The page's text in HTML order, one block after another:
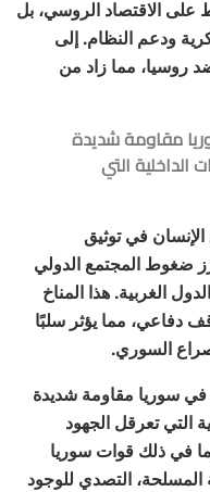
على الاقتصاد الروسي، بل
ودعم النظام. إلى
روسيا، مما زاد من
مقاومة شديدة
الداخلية التي
في توثيق
ضغوط المجتمع الدولي
الغربية. هذا المناخ
دفاعي، مما يؤثر سلبًا
السوري.
سوريا مقاومة شديدة
التي تعرقل الجهود
في ذلك قوات سوريا
التصدي للوجود